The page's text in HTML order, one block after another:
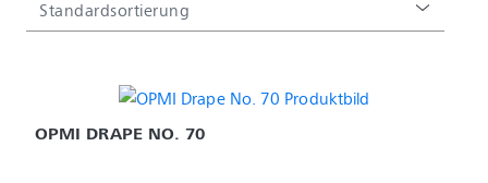
Standardsortierung
OPMI DRAPE NO. 70